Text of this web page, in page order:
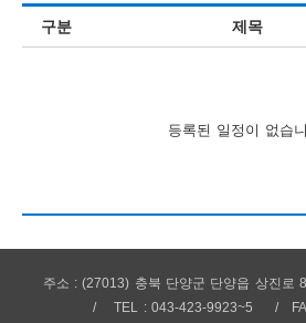
구분 제목
등록된 일정이 없습
주소 : (27013) 충북 단양군 단양읍 상진로
TEL : 043-423-9923~5